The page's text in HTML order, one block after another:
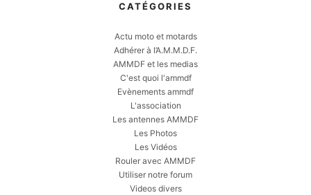
CATÉGORIES
Actu moto et motards
Adhérer à l’A.M.M.D.F.
AMMDF et les medias
C'est quoi l'ammdf
Evènements ammdf
L'association
Les antennes AMMDF
Les Photos
Les Vidéos
Rouler avec AMMDF
Utiliser notre forum
Videos divers